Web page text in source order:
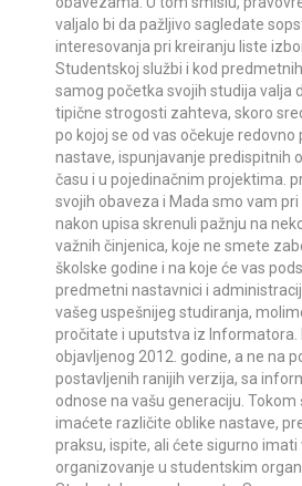
valjalo bi da pažljivo sagledate
interesovanja pri kreiranju liste
Studentskoj službi i kod
samog početka svojih studija valja
tipične strogosti zahteva, skoro
po kojoj se od vas očekuje redovno
nastave, ispunjavanje predispitnih
času i u pojedinačnim projektima.
svojih obaveza i Mada smo vam
nakon upisa skrenuli pažnju na
važnih činjenica, koje ne smete
školske godine i na koje će vas
predmetni nastavnici i
vašeg uspešnijeg studiranja,
pročitate i uputstva iz Informatora.
objavljenog 2012. godine, a ne na
postavljenih ranijih verzija, sa
odnose na vašu generaciju. Tokom
imaćete različite oblike nastave,
praksu, ispite, ali ćete sigurno imati
organizovanje u studentskim